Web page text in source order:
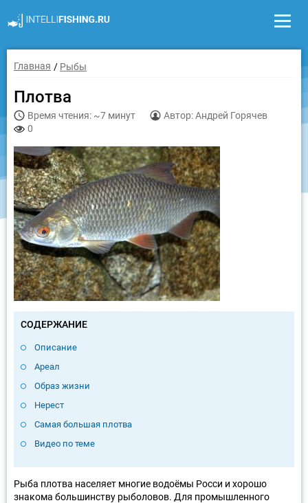
Главная Рыбы
Плотва
Время чтения: ~7 минут
Автор: Андрей Горячев
0
СОДЕРЖАНИЕ
Описание
Ареал
Образ жизни
Нерест
Самая большая плотва
Видео по теме
Рыба плотва населяет многие водоёмы Росси и хорошо
знакома большинству рыболовов. Для промышленного